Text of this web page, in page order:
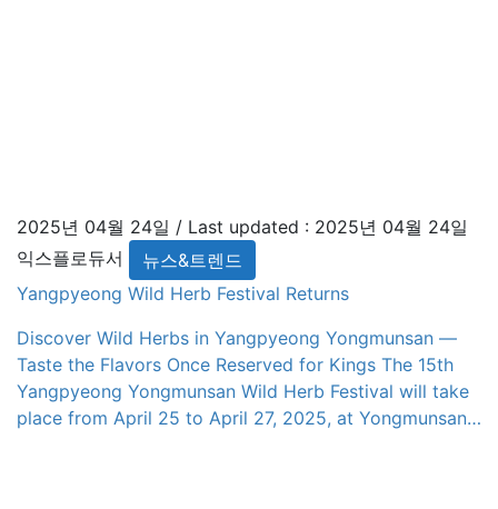
2025년 04월 24일 / Last updated : 2025년 04월 24일
익스플로듀서
뉴스&트렌드
Yangpyeong Wild Herb Festival Returns
Discover Wild Herbs in Yangpyeong Yongmunsan —
Taste the Flavors Once Reserved for Kings The 15th
Yangpyeong Yongmunsan Wild Herb Festival will take
place from April 25 to April 27, 2025, at Yongmunsan